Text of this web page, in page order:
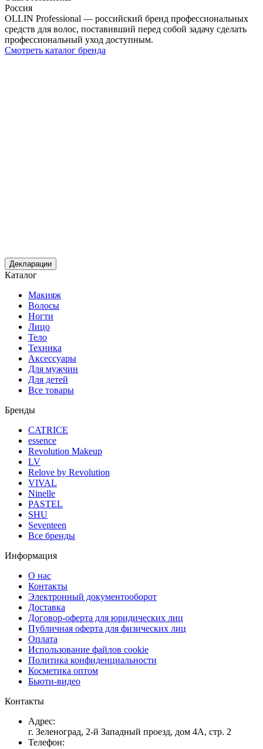
Россия
OLLIN Professional — российский бренд профессиональных
средств для волос, поставивший перед собой задачу сделать
профессиональный уход доступным.
Смотреть каталог бренда
Декларации
Каталог
Макияж
Волосы
Ногти
Лицо
Тело
Техника
Аксессуары
Для мужчин
Для детей
Все товары
Бренды
CATRICE
essence
Revolution Makeup
LV
Relove by Revolution
VIVAL
Ninelle
PASTEL
SHU
Seventeen
Все бренды
Информация
О нас
Контакты
Электронный документооборот
Доставка
Договор-оферта для юридических лиц
Публичная оферта для физических лиц
Оплата
Использование файлов cookie
Политика конфиденциальности
Косметика оптом
Бьюти-видео
Контакты
Адрес:
г. Зеленоград, 2-й Западный проезд, дом 4А, стр. 2
Телефон: